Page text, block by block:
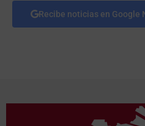
Recibe noticias en Google